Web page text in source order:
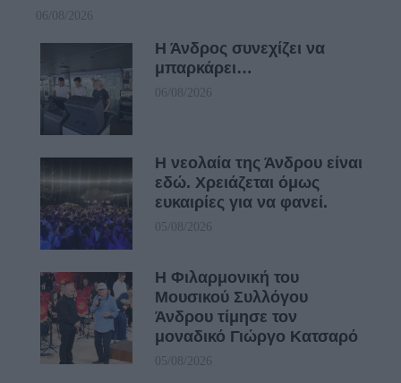
06/08/2026
Η Άνδρος συνεχίζει να
μπαρκάρει…
06/08/2026
Η νεολαία της Άνδρου είναι
εδώ. Χρειάζεται όμως
ευκαιρίες για να φανεί.
05/08/2026
Η Φιλαρμονική του
Μουσικού Συλλόγου
Άνδρου τίμησε τον
μοναδικό Γιώργο Κατσαρό
05/08/2026